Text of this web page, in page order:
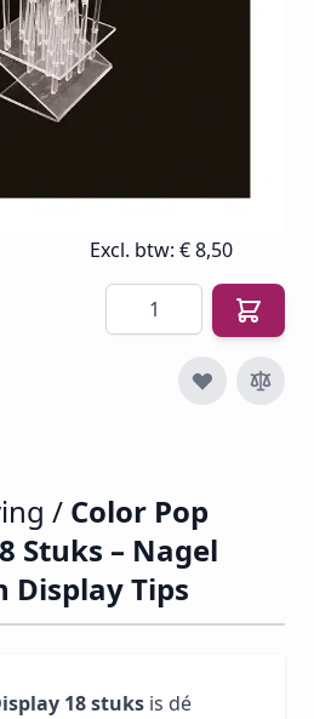
BELL-COL-POP-18
Excl. btw: € 8,50
Aantal
/ Color Pop
Stuks – Nagel
Display Tips
18 stuks is dé